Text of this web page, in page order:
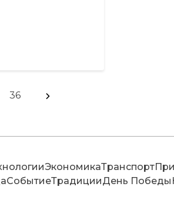
36
ЭкономикаТранспорт
СобытиеТрадицииДень Победы